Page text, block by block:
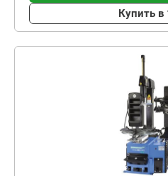
Купить в